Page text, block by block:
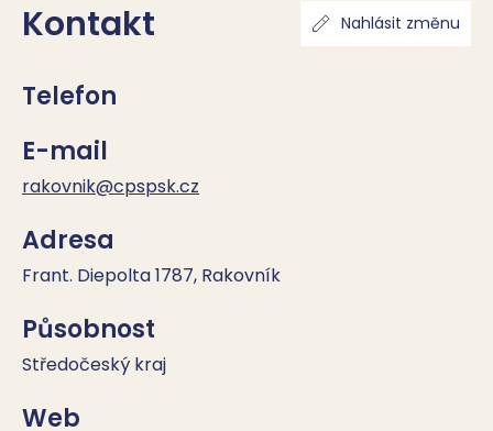
Kontakt Nahlásit změnu
Telefon
E-mail
rakovnik@cpspsk.cz
Adresa
Frant. Diepolta 1787, Rakovník
Působnost
Středočeský kraj
Web